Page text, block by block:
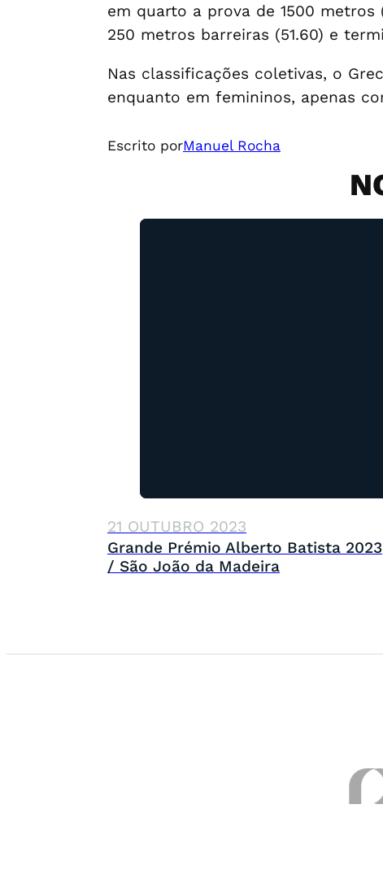
em quarto a prova de 1500 metros
250 metros barreiras (51.60) e
Nas classificações coletivas, o
enquanto em femininos, apenas
Escrito porManuel Rocha
21 OUTUBRO 2023
Grande Prémio Alberto Batista 2023
/ São João da Madeira